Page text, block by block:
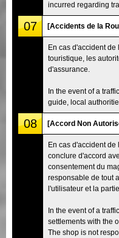
incurred regarding
07 [Accidents de la
En cas d'accident
touristique, les
d'assurance.
In the event of a
guide, local
08 [Accord Non
En cas d'accident
conclure d'accord
consentement du
responsable de tout
l'utilisateur et la
In the event of a
settlements with the
The shop is not